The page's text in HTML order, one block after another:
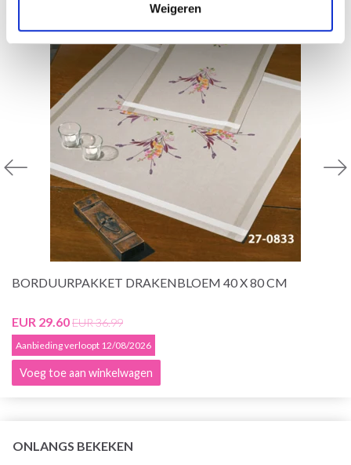
Weigeren
BORDUURPAKKET DRAKENBLOEM 40 X 80 CM
EUR 29.60EUR 36.99
Aanbieding verloopt 12/08/2026
Voeg toe aan winkelwagen
ONLANGS BEKEKEN